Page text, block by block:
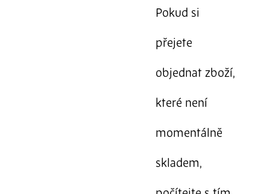
Pokud si
přejete
objednat zboží,
které není
momentálně
skladem,